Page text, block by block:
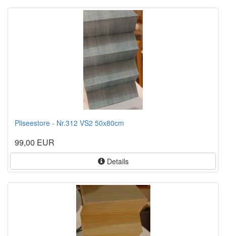
Pliseestore - Nr.312 VS2 50x80cm
99,00 EUR
Details